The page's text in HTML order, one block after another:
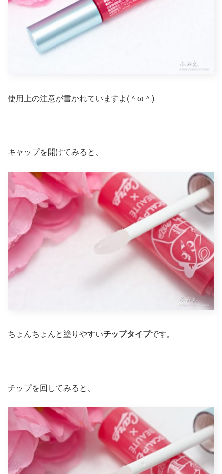
使用上の注意が書かれていますよ(＾ω＾)
キャップを開けてみると、
ちょんちょんと塗りやすいチップタイプです。
チップを回してみると、